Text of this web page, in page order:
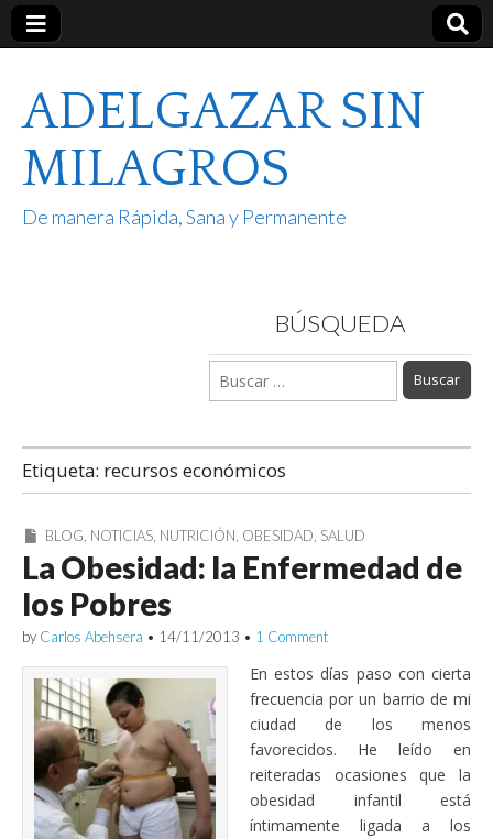
ADELGAZAR SIN
MILAGROS
De manera Rápida, Sana y Permanente
BÚSQUEDA
Buscar:
Etiqueta: recursos económicos
BLOG, NOTICIAS, NUTRICIÓN, OBESIDAD, SALUD
La Obesidad: la Enfermedad de
los Pobres
by Carlos Abehsera • 14/11/2013 • 1 Comment
En estos días paso con cierta
frecuencia por un barrio de mi
ciudad de los menos
favorecidos. He leído en
reiteradas ocasiones que la
obesidad infantil está
íntimamente ligada a los